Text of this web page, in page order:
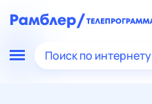
Поиск по интернету